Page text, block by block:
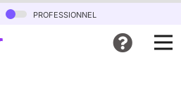
professionnel